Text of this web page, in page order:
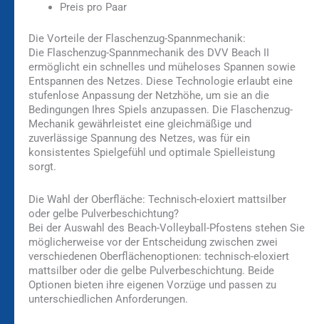
Preis pro Paar
Die Vorteile der Flaschenzug-Spannmechanik:
Die Flaschenzug-Spannmechanik des DVV Beach II
ermöglicht ein schnelles und müheloses Spannen sowie
Entspannen des Netzes. Diese Technologie erlaubt eine
stufenlose Anpassung der Netzhöhe, um sie an die
Bedingungen Ihres Spiels anzupassen. Die Flaschenzug-
Mechanik gewährleistet eine gleichmäßige und
zuverlässige Spannung des Netzes, was für ein
konsistentes Spielgefühl und optimale Spielleistung
sorgt.
Die Wahl der Oberfläche: Technisch-eloxiert mattsilber
oder gelbe Pulverbeschichtung?
Bei der Auswahl des Beach-Volleyball-Pfostens stehen Sie
möglicherweise vor der Entscheidung zwischen zwei
verschiedenen Oberflächenoptionen: technisch-eloxiert
mattsilber oder die gelbe Pulverbeschichtung. Beide
Optionen bieten ihre eigenen Vorzüge und passen zu
unterschiedlichen Anforderungen.